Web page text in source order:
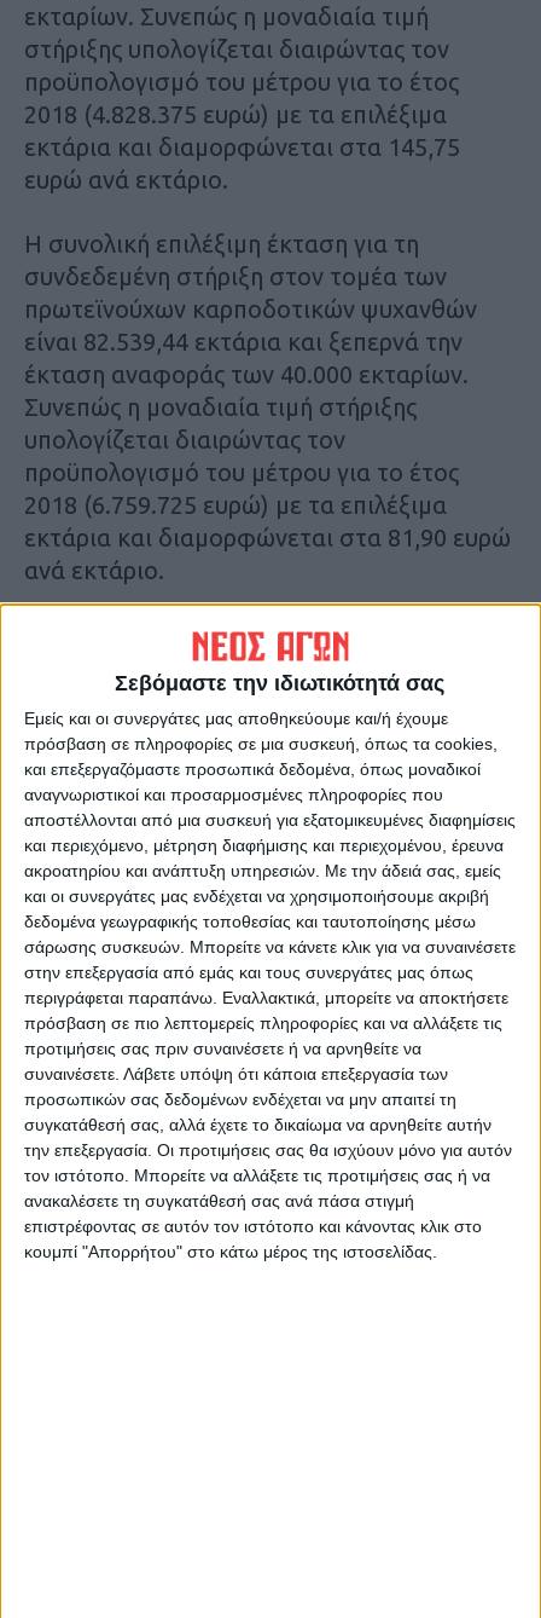
Σεβόμαστε την ιδιωτικότητά σας
Εμείς και οι συνεργάτες μας αποθηκεύουμε και/ή έχουμε
πρόσβαση σε πληροφορίες σε μια συσκευή, όπως τα cookies,
και επεξεργαζόμαστε προσωπικά δεδομένα, όπως μοναδικοί
αναγνωριστικοί και προσαρμοσμένες πληροφορίες που
αποστέλλονται από μια συσκευή για εξατομικευμένες διαφημίσεις
και περιεχόμενο, μέτρηση διαφήμισης και περιεχομένου, έρευνα
ακροατηρίου και ανάπτυξη υπηρεσιών. Με την άδειά σας, εμείς
και οι συνεργάτες μας ενδέχεται να χρησιμοποιήσουμε ακριβή
δεδομένα γεωγραφικής τοποθεσίας και ταυτοποίησης μέσω
σάρωσης συσκευών. Μπορείτε να κάνετε κλικ για να συναινέσετε
στην επεξεργασία από εμάς και τους συνεργάτες μας όπως
περιγράφεται παραπάνω. Εναλλακτικά, μπορείτε να αποκτήσετε
πρόσβαση σε πιο λεπτομερείς πληροφορίες και να αλλάξετε τις
προτιμήσεις σας πριν συναινέσετε ή να αρνηθείτε να
συναινέσετε. Λάβετε υπόψη ότι κάποια επεξεργασία των
προσωπικών σας δεδομένων ενδέχεται να μην απαιτεί τη
συγκατάθεσή σας, αλλά έχετε το δικαίωμα να αρνηθείτε αυτήν
την επεξεργασία. Οι προτιμήσεις σας θα ισχύουν μόνο για αυτόν
τον ιστότοπο. Μπορείτε να αλλάξετε τις προτιμήσεις σας ή να
ανακαλέσετε τη συγκατάθεσή σας ανά πάσα στιγμή
επιστρέφοντας σε αυτόν τον ιστότοπο και κάνοντας κλικ στο
κουμπί "Απορρήτου" στο κάτω μέρος της ιστοσελίδας.
εκταρίων. Συνεπώς η μοναδιαία τιμή
στήριξης υπολογίζεται διαιρώντας τον
προϋπολογισμό του μέτρου για το έτος
2018 (4.828.375 ευρώ) με τα επιλέξιμα
εκτάρια και διαμορφώνεται στα 145,75
ευρώ ανά εκτάριο.
Η συνολική επιλέξιμη έκταση για τη
συνδεδεμένη στήριξη στον τομέα των
πρωτεϊνούχων καρποδοτικών ψυχανθών
είναι 82.539,44 εκτάρια και ξεπερνά την
έκταση αναφοράς των 40.000 εκταρίων.
Συνεπώς η μοναδιαία τιμή στήριξης
υπολογίζεται διαιρώντας τον
προϋπολογισμό του μέτρου για το έτος
2018 (6.759.725 ευρώ) με τα επιλέξιμα
εκτάρια και διαμορφώνεται στα 81,90 ευρώ
ανά εκτάριο.
Η συνολική επιλέξιμη έκταση για τη
συνδεδεμένη στήριξη στον τομέα των
πρωτεϊνούχων σανοδοτικών ψυχανθών
είναι 193.872,55 εκτάρια και ξεπερνά την
έκταση αναφοράς των 94.558 εκταρίων.
Συνεπώς η μοναδιαία τιμή στήριξης
υπολογίζεται διαιρώντας τον
προϋπολογισμό του μέτρου για το έτος
2018 (25.531.408 ευρώ) με τα επιλέξιμα
εκτάρια και διαμορφώνεται στα 131,69
ευρώ ανά εκτάριο.
Η συνολική επιλέξιμη έκταση για τη
συνδεδεμένη στήριξη στον τομέα των
καρπών με κέλυφος είναι 36.984,90 εκτάρια
και ξεπερνά την έκταση αναφοράς των
28.799 εκταρίων. Συνεπώς η μοναδιαία τιμή
στήριξης υπολογίζεται διαιρώντας τον
προϋπολογισμό του μέτρου για το έτος
2018 (3.956.934 ευρώ) με τα επιλέξιμα